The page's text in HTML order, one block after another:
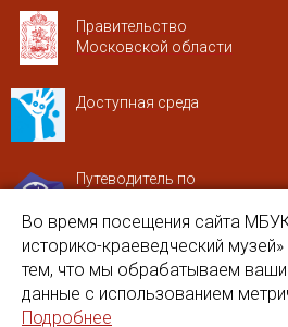
Правительство
Московской области
Доступная среда
Путеводитель по
Портал Одинцовского
округа Культурное наследие
Во время посещения сайта
историко-краеведческий
тем, что мы обрабатываем
данные с использованием
Подробнее